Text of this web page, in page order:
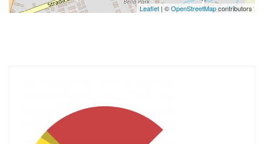
Leaflet | ©OpenStreetMapcontributors